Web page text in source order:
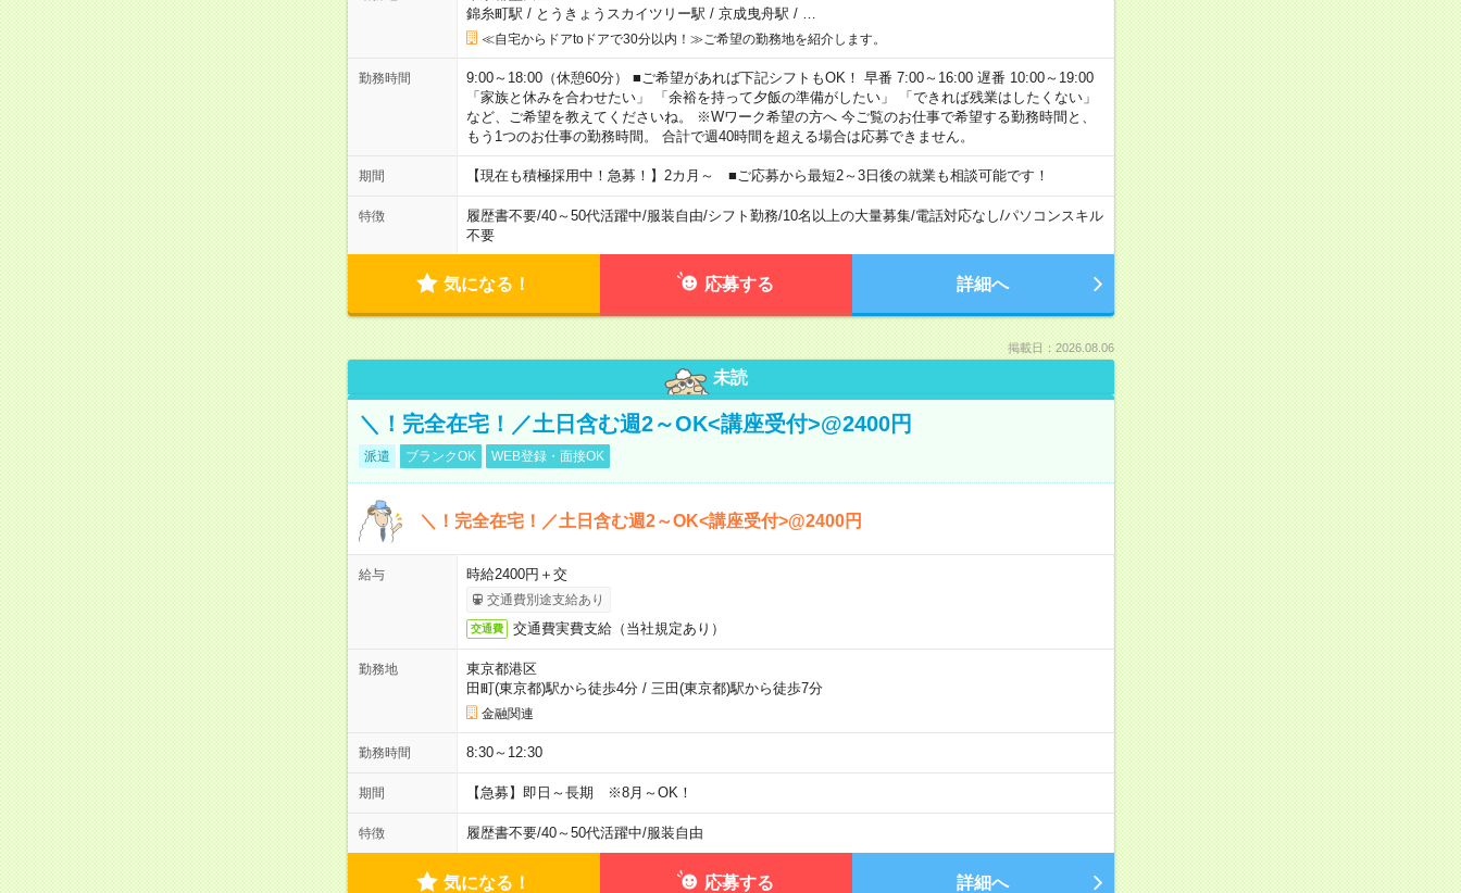
錦糸町駅 / とうきょうスカイツリー駅 / 京成曳舟駅 /
≪自宅からドアtoドアで30分以内！≫ご希望の勤務地を紹介します。
勤務時間
9:00～18:00（休憩60分） ■ご希望があれば下記シフトもOK！ 早番 7:00～16:00 遅番 10:00～19:00
「家族と休みを合わせたい」 「余裕を持って夕飯の準備がしたい」 「できれば残業はしたくない」
など、ご希望を教えてくださいね。 ※Wワーク希望の方へ 今ご覧のお仕事で希望する勤務時間と、
もう1つのお仕事の勤務時間。 合計で週40時間を超える場合は応募できません。
期間 【現在も積極採用中！急募！】2カ月～ ■ご応募から最短2～3日後の就業も相談可能です！
特徴 履歴書不要/40～50代活躍中/服装自由/シフト勤務/10名以上の大量募集/電話対応なし/パソコンスキル
不要
気になる！ 応募する 詳細へ
掲載日：2026.08.06
未読
＼！完全在宅！／土日含む週2～OK<講座受付>@2400円
派遣 ブランクOK WEB登録・面接OK
＼！完全在宅！／土日含む週2～OK<講座受付>@2400円
給与 時給2400円＋交
交通費別途支給あり
交通費 交通費実費支給（当社規定あり）
勤務地
東京都港区
田町(東京都)駅から徒歩4分/ 三田(東京都)駅から徒歩7分
金融関連
勤務時間 8:30～12:30
期間 【急募】即日～長期 ※8月～OK！
特徴 履歴書不要/40～50代活躍中/服装自由
気になる！ 応募する 詳細へ